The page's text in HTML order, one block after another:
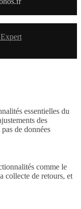
essentielles du
des
de données
comme le
collecte de retours, et